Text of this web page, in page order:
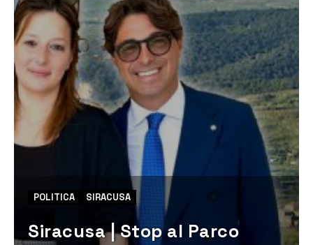
POLITICA SIRACUSA
Siracusa | Stop al Parco